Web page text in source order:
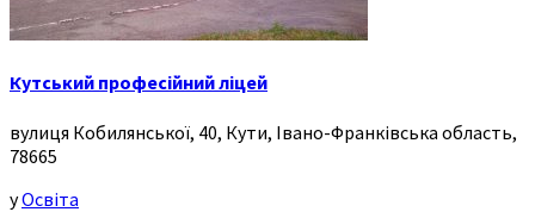
Кутський професійний ліцей
вулиця Кобилянської, 40, Кути, Івано-Франківська область,
78665
уОсвіта